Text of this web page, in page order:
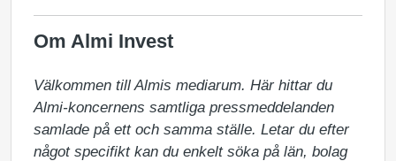
Om Almi Invest
Välkommen till Almis mediarum. Här hittar du
Almi-koncernens samtliga pressmeddelanden
samlade på ett och samma ställe. Letar du efter
något specifikt kan du enkelt söka på län, bolag